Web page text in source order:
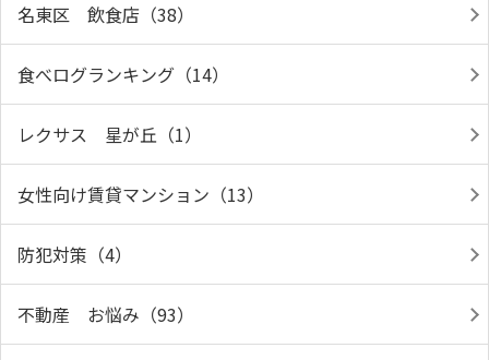
名東区 飲食店（38）
食べログランキング（14）
レクサス 星が丘（1）
女性向け賃貸マンション（13）
防犯対策（4）
不動産 お悩み（93）